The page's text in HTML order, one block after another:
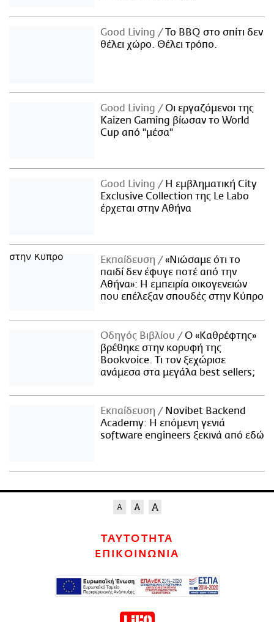
Good Living
Το BBQ στο σπίτι δεν
θέλει χώρο. Θέλει τρόπο.
Good Living
Οι εργαζόμενοι της
Kaizen Gaming βίωσαν το World
Cup από "μέσα"
Good Living
Η εμβληματική City
Exclusive Collection της Le Labo
έρχεται στην Αθήνα
Εκπαίδευση
«Νιώσαμε ότι το
παιδί δεν έφυγε ποτέ από την
Αθήνα»: Η εμπειρία οικογενειών
που επέλεξαν σπουδές στην Κύπρο
Οδηγός Βιβλίου
Ο «Καθρέφτης»
βρέθηκε στην κορυφή της
Bookvoice. Τι τον ξεχώρισε
ανάμεσα στα μεγάλα best sellers;
Εκπαίδευση
Novibet Backend
Academy: Η επόμενη γενιά
software engineers ξεκινά από εδώ
ΤΑΥΤΟΤΗΤΑ
ΕΠΙΚΟΙΝΩΝΙΑ